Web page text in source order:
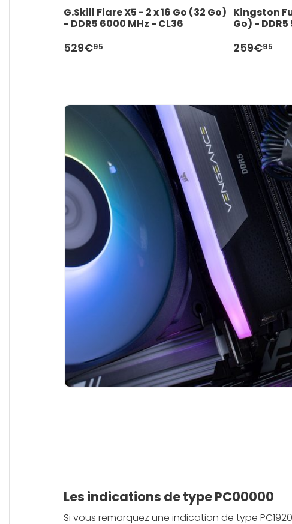
G.Skill Flare X5 - 2 x 16 Go (32 Go)
- DDR5 6000 MHz - CL36
529€95
Kingston
Go) -
259€95
Les indications de type PC00000
Si vous remarquez une indication de type